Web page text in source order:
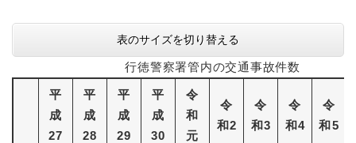
表のサイズを切り替える
行徳警察署管内の交通事故件数
平
成
27
平
成
28
平
成
29
平
成
30
令
和
元
令
和2
令
和3
令
和4
令
和5